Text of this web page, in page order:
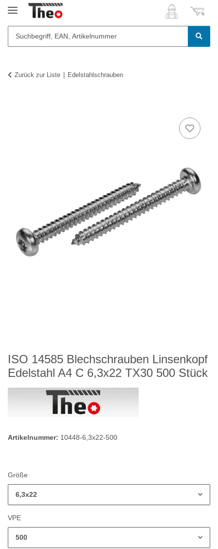
Zurück zur Liste Edelstahlschrauben
ISO 14585 Blechschrauben Linsenkopf
Edelstahl A4 C 6,3x22 TX30 500 Stück
Artikelnummer: 10448-6,3x22-500
Größe
6,3x22
VPE
500